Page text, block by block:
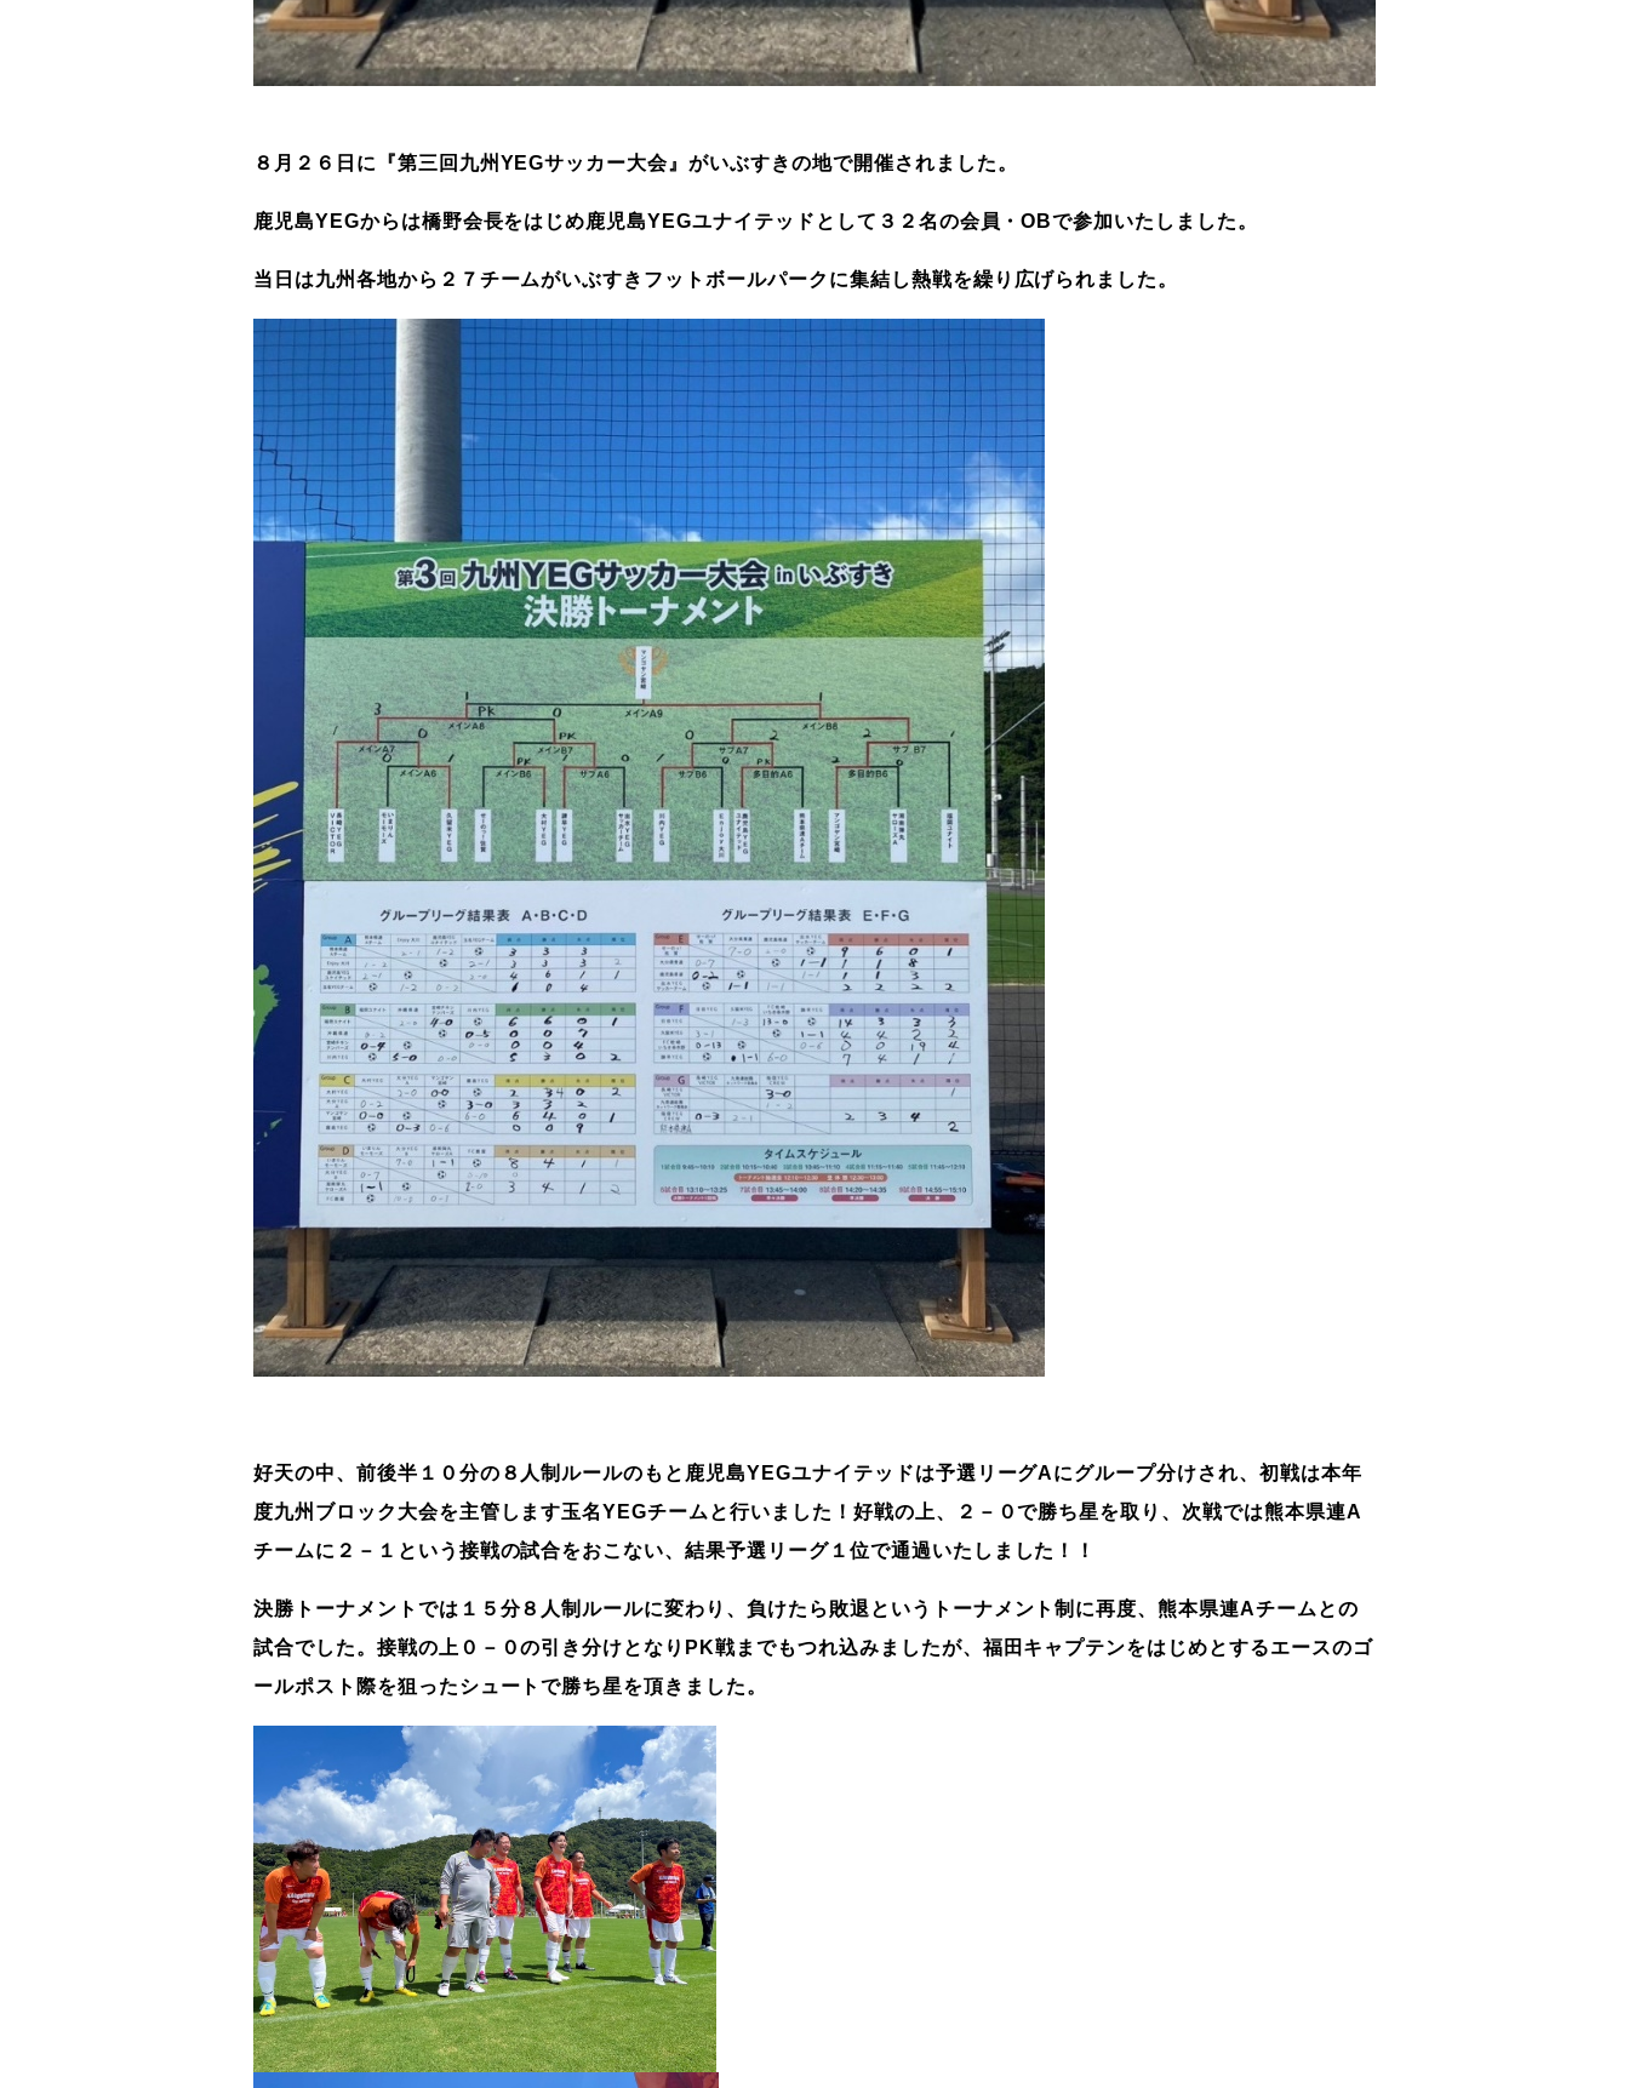
８月２６日に『第三回九州YEGサッカー大会』がいぶすきの地で開催されました。
鹿児島YEGからは橋野会長をはじめ鹿児島YEGユナイテッドとして３２名の会員・OBで参加いたしました。
当日は九州各地から２７チームがいぶすきフットボールパークに集結し熱戦を繰り広げられました。
好天の中、前後半１０分の８人制ルールのもと鹿児島YEGユナイテッドは予選リーグAにグループ分けされ、初戦は本年
度九州ブロック大会を主管します玉名YEGチームと行いました！好戦の上、２－０で勝ち星を取り、次戦では熊本県連A
チームに２－１という接戦の試合をおこない、結果予選リーグ１位で通過いたしました！！
決勝トーナメントでは１５分８人制ルールに変わり、負けたら敗退というトーナメント制に再度、熊本県連Aチームとの
試合でした。接戦の上０－０の引き分けとなりPK戦までもつれ込みましたが、福田キャプテンをはじめとするエースのゴ
ールポスト際を狙ったシュートで勝ち星を頂きました。